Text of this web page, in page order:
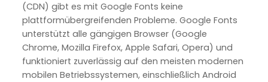
(CDN) gibt es mit Google Fonts keine
plattformübergreifenden Probleme. Google Fonts
unterstützt alle gängigen Browser (Google
Chrome, Mozilla Firefox, Apple Safari, Opera) und
funktioniert zuverlässig auf den meisten modernen
mobilen Betriebssystemen, einschließlich Android